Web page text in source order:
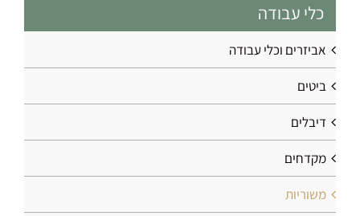
כלי עבודה
אביזרים וכלי עבודה
ביטים
דיבלים
מקדחים
משוריות